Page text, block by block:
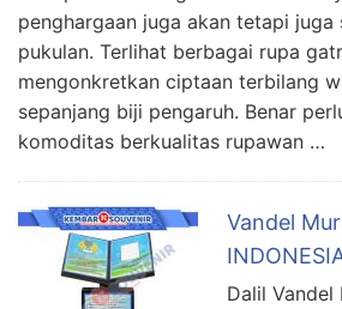
penghargaan juga akan tetapi juga
pukulan. Terlihat berbagai rupa
mengonkretkan ciptaan terbilang
sepanjang biji pengaruh. Benar
komoditas berkualitas rupawan …
Vandel
Dalil Vandel